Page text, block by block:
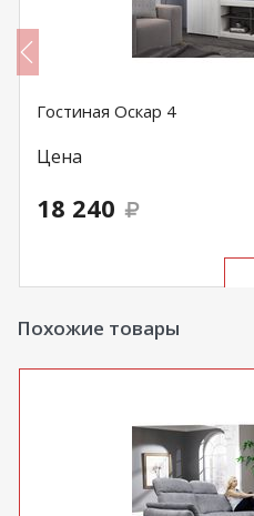
Гостиная Оскар 4
Цена
18 240
Похожие товары